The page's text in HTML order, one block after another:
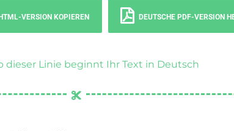
VERSION KOPIEREN DEUTSCHE PDF-VERSION
dieser Linie beginnt Ihr Text in Deutsch